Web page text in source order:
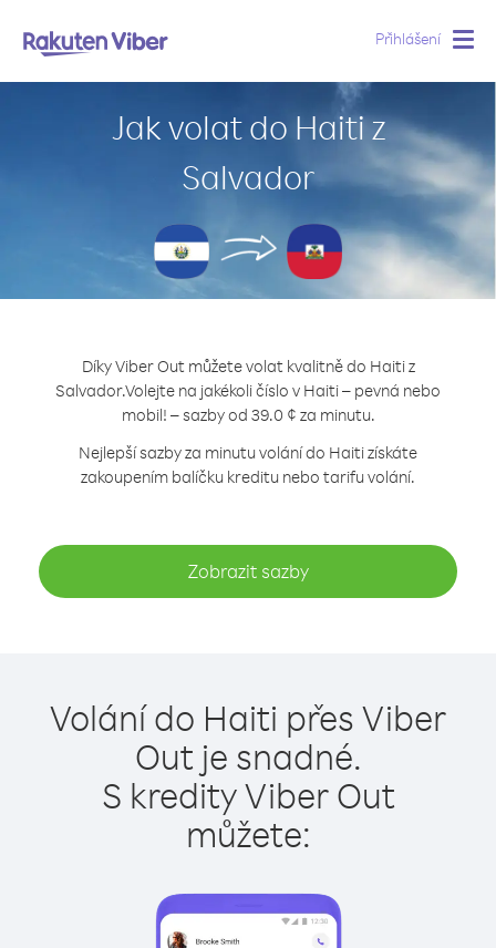
Přihlášení
Jak volat do Haiti z
Salvador
Díky Viber Out můžete volat kvalitně do Haiti z
Salvador.Volejte na jakékoli číslo v Haiti – pevná nebo
mobil! – sazby od 39.0 ¢ za minutu.
Nejlepší sazby za minutu volání do Haiti získáte
zakoupením balíčku kreditu nebo tarifu volání.
Zobrazit sazby
Volání do Haiti přes Viber
Out je snadné.
S kredity Viber Out
můžete: